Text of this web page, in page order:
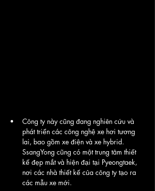
Công ty này cũng đang nghiên cứu và
phát triển các công nghệ xe hơi tương
lai, bao gồm xe điện và xe hybrid.
SsangYong cũng có một trung tâm thiết
kế đẹp mắt và hiện đại tại Pyeongtaek,
nơi các nhà thiết kế của công ty tạo ra
các mẫu xe mới.